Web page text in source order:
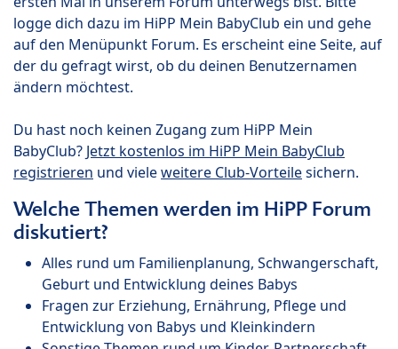
logge dich dazu im HiPP Mein BabyClub ein und gehe
auf den Menüpunkt Forum. Es erscheint eine Seite, auf
der du gefragt wirst, ob du deinen Benutzernamen
ändern möchtest.
Du hast noch keinen Zugang zum HiPP Mein
BabyClub? Jetzt kostenlos im HiPP Mein BabyClub
registrieren und vieleweitere Club-Vorteilesichern.
Welche Themen werden im HiPP Forum
diskutiert?
Alles rund um Familienplanung, Schwangerschaft,
Geburt und Entwicklung deines Babys
Fragen zur Erziehung, Ernährung, Pflege und
Entwicklung von Babys und Kleinkindern